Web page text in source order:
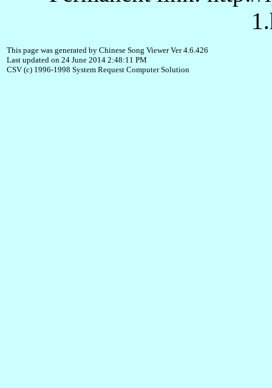
This page was generated by Chinese Song Viewer Ver 4.6.426
Last updated on 24 June 2014 2:48:11 PM
CSV (c) 1996-1998 System Request Computer Solution